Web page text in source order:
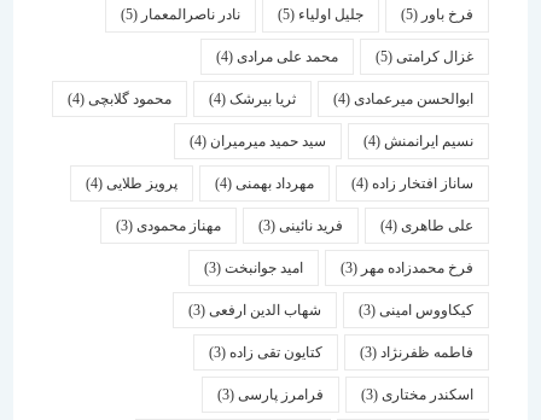
فرخ باور(5) جلیل اولیاء(5) نادر ناصرالمعمار (5)
غزال کرامتی(5) محمد علی مرادی(4)
ابوالحسن میرعمادی(4) ثریا بیرشک(4) محمود گلابچی(4)
نسیم ایرانمنش(4) سید حمید میرمیران(4)
ساناز افتخار زاده(4) مهرداد بهمنی (4) پرویز طلایی(4)
علی طاهری(4) فرید نائینی(3) مهناز محمودی(3)
فرخ محمدزاده مهر(3) امید جوانبخت(3)
کیکاووس امینی(3) شهاب الدین ارفعی(3)
فاطمه ظفرنژاد(3) کتایون تقی زاده(3)
اسكندر مختاری (3) فرامرز پارسی(3)